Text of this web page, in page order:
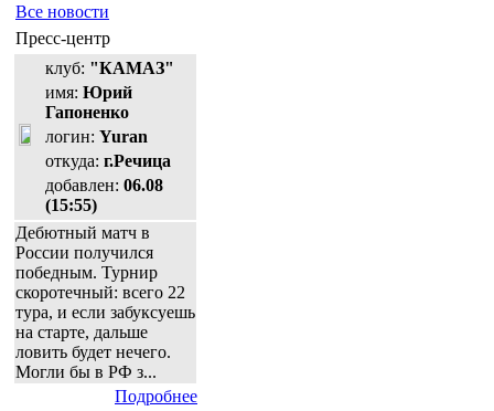
Все новости
Пресс-центр
клуб: "КАМАЗ"
имя: Юрий
Гапоненко
логин: Yuran
откуда: г.Речица
добавлен: 06.08
(15:55)
Дебютный матч в
России получился
победным. Турнир
скоротечный: всего 22
тура, и если забуксуешь
на старте, дальше
ловить будет нечего.
Могли бы в РФ з...
Подробнее